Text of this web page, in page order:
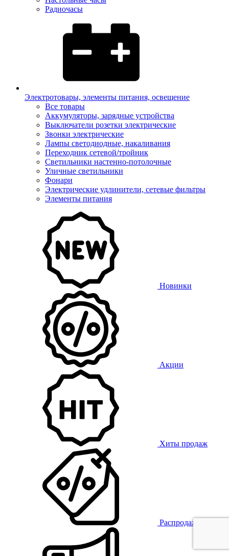
Радиочасы
Электротовары, элементы питания, освещение
Все товары
Аккумуляторы, зарядные устройства
Выключатели розетки электрические
Звонки электрические
Лампы светодиодные, накаливания
Переходник сетевой/тройник
Светильники настенно-потолочные
Уличные светильники
Фонари
Электрические удлинители, сетевые фильтры
Элементы питания
Новинки
Акции
Хиты продаж
Распродажа